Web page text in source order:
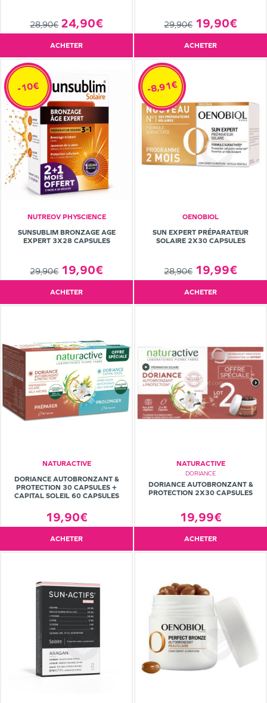
28,90€ 24,90€
ACHETER
29,90€ 19,90€
ACHETER
NUTREOV PHYSCIENCE
SUNSUBLIM BRONZAGE AGE
EXPERT 3X28 CAPSULES
29,90€ 19,90€
-10€
ACHETER
OENOBIOL
SUN EXPERT PRÉPARATEUR
SOLAIRE 2X30 CAPSULES
28,90€ 19,99€
-8,91€
ACHETER
NATURACTIVE
DORIANCE AUTOBRONZANT &
PROTECTION 30 CAPSULES +
CAPITAL SOLEIL 60 CAPSULES
19,90€
ACHETER
NATURACTIVE
DORIANCE
DORIANCE AUTOBRONZANT &
PROTECTION 2X30 CAPSULES
19,99€
ACHETER